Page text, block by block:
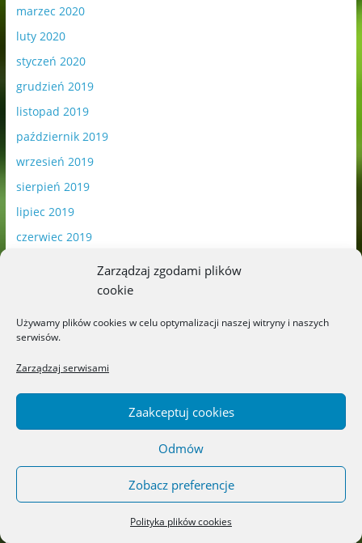
Zarządzaj zgodami plików
cookie
Używamy plików cookies w celu optymalizacji naszej witryny i naszych
serwisów.
Zarządzaj serwisami
Zaakceptuj cookies
Odmów
Zobacz preferencje
Polityka plików cookies
marzec 2020
luty 2020
styczeń 2020
grudzień 2019
listopad 2019
październik 2019
wrzesień 2019
sierpień 2019
lipiec 2019
czerwiec 2019
luty 2019
styczeń 2019